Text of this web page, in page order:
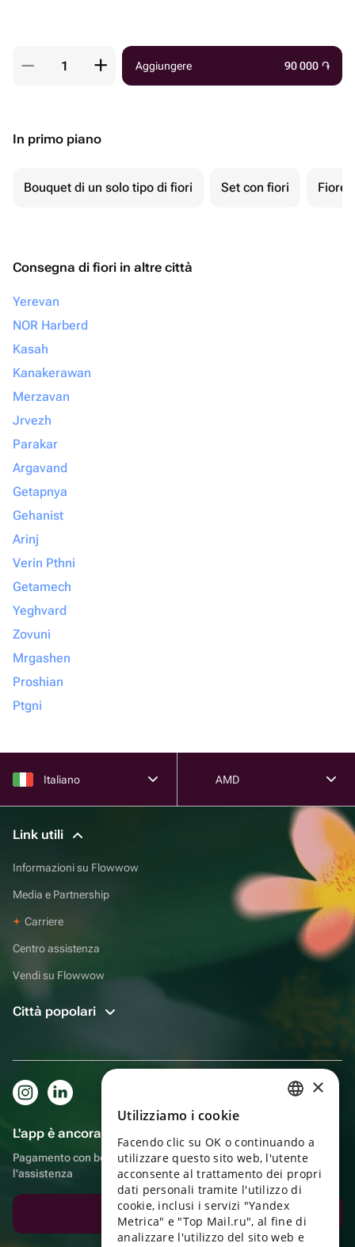
Aggiungere 90 000 ֏
In primo piano
Bouquet di un solo tipo di fiori Set con fiori Fiore
Consegna di fiori in altre città
Yerevan
NOR Harberd
Kasah
Kanakerawan
Merzavan
Jrvezh
Parakar
Argavand
Getapnya
Gehanist
Arinj
Verin Pthni
Getamech
Yeghvard
Zovuni
Mrgashen
Proshian
Ptgni
Italiano AMD
Link utili
Informazioni su Flowwow
Media e Partnership
Carriere
Centro assistenza
Vendi su Flowwow
Città popolari
L'app è ancora più comoda!
Pagamento con bonus, autoconsegna, comoda chat con
l'assistenza
Scarica l'app
ENGLISH
UKRAINIAN
PORTUGUESE
SPANISH
×
Utilizziamo i cookie
Facendo clic su OK o continuando a
utilizzare questo sito web, l'utente
acconsente al trattamento dei propri
dati personali tramite l'utilizzo di
cookie, inclusi i servizi "Yandex
Metrica" e "Top Mail.ru", al fine di
analizzare l'utilizzo del sito web e